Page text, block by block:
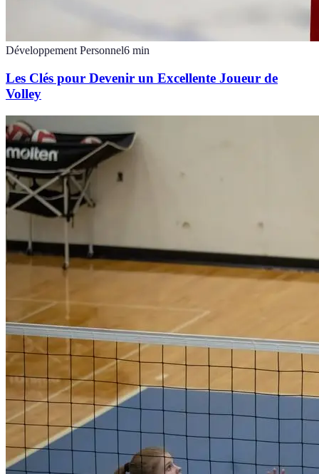
Développement Personnel6 min
Les Clés pour Devenir un Excellente Joueur de
Volley